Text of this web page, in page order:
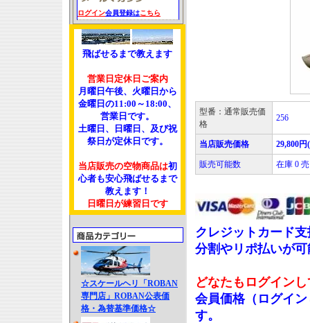
ログイン会員登録はこちら
飛ばせるまで教えます
営業日定休日ご案内
月曜日午後、火曜日から
金曜日の11:00～18:00、
営業日です。
土曜日、日曜日、及び祝
祭日が定休日です。
当店販売の空物商品は初
心者も安心飛ばせるまで
教えます！
日曜日が練習日です
☆スケールヘリ「ROBAN
専門店」ROBAN公表価
格・為替基準価格☆
型番：通常販売価
格
256
当店販売価格 29,800円
販売可能数 在庫 0
クレジットカード支
分割やリポ払いが
どなたもログイン
会員価格（ログイ
す。